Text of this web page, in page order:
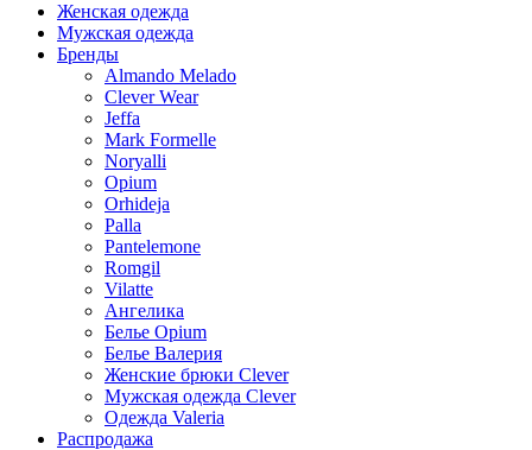
Женская одежда
Мужская одежда
Бренды
Almando Melado
Clever Wear
Jeffa
Mark Formelle
Noryalli
Opium
Orhideja
Palla
Pantelemone
Romgil
Vilatte
Ангелика
Белье Opium
Белье Валерия
Женские брюки Clever
Мужская одежда Clever
Одежда Valeria
Распродажа